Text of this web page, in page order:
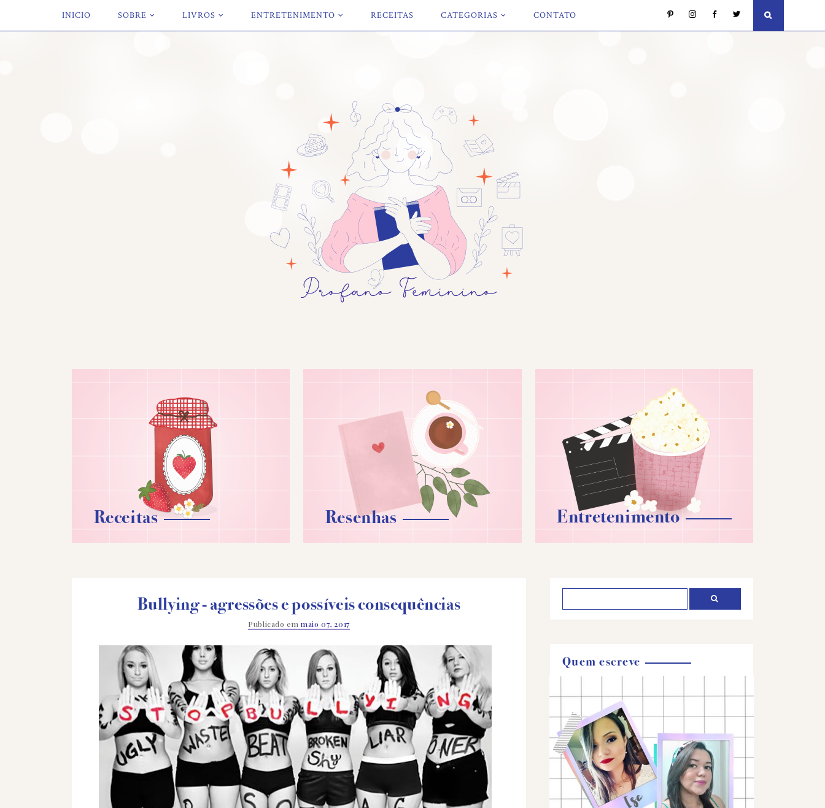
INICIO SOBRE LIVROS ENTRETENIMENTO RECEITAS CATEGORIAS CONTATO
Receitas Resenhas Entretenimento
Bullying - agressões e possíveis consequências
Publicado em maio 07, 2017
Quem escreve